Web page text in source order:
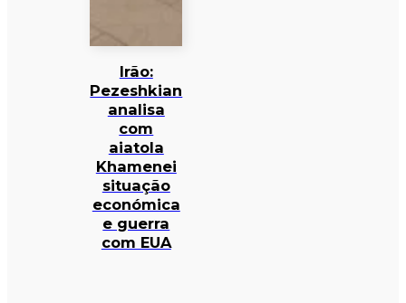
Irão:
Pezeshkian
analisa
com
aiatola
Khamenei
situação
económica
e guerra
com EUA